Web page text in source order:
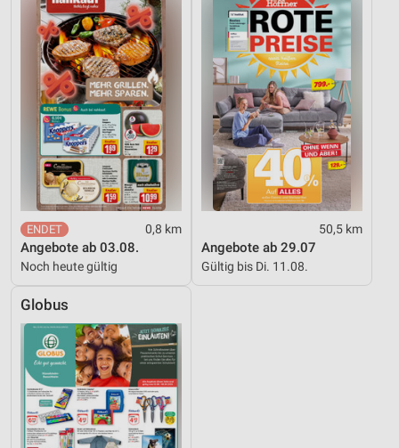
0,8 km
Angebote ab 03.08.
Noch heute gültig
50,5 km
Angebote ab 29.07
Gültig bis Di. 11.08.
Globus